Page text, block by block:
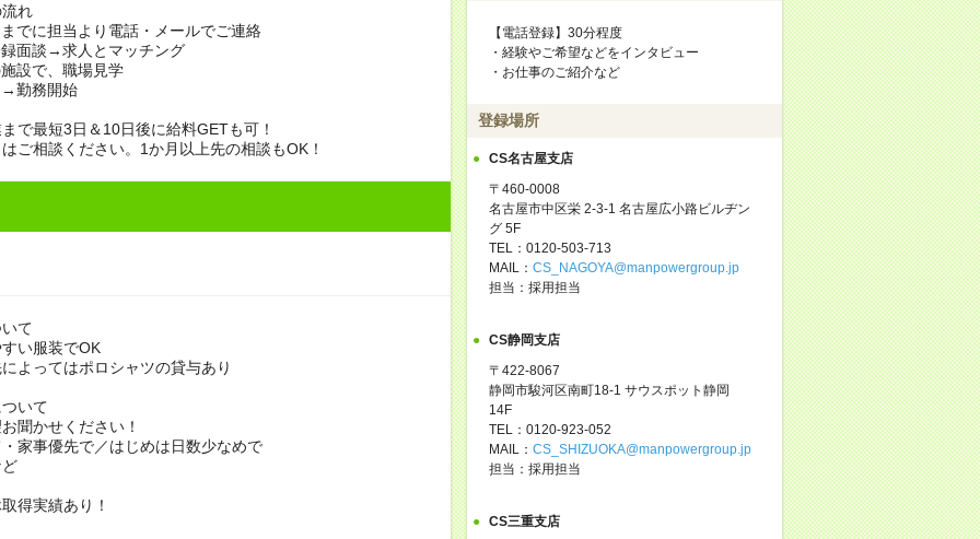
れ
でに担当より電話・メールでご連絡
面談→求人とマッチング
設で、職場見学
勤務開始
で最短3日＆10日後に給料GETも可！
ご相談ください。1か月以上先の相談もOK！
て
い服装でOK
ってはポロシャツの貸与あり
いて
かせください！
事優先で／はじめは日数少なめで
得実績あり！
【電話登録】30分程度
・経験やご希望などをインタビュー
・お仕事のご紹介など
登録場所
CS名古屋支店
〒460-0008
名古屋市中区栄 2-3-1 名古屋広小路ビルヂン
グ 5F
TEL：0120-503-713
MAIL： CS_NAGOYA@manpowergroup.jp
担当：採用担当
CS静岡支店
〒422-8067
静岡市駿河区南町18-1 サウスポット静岡
14F
TEL：0120-923-052
MAIL： CS_SHIZUOKA@manpowergroup.jp
担当：採用担当
CS三重支店